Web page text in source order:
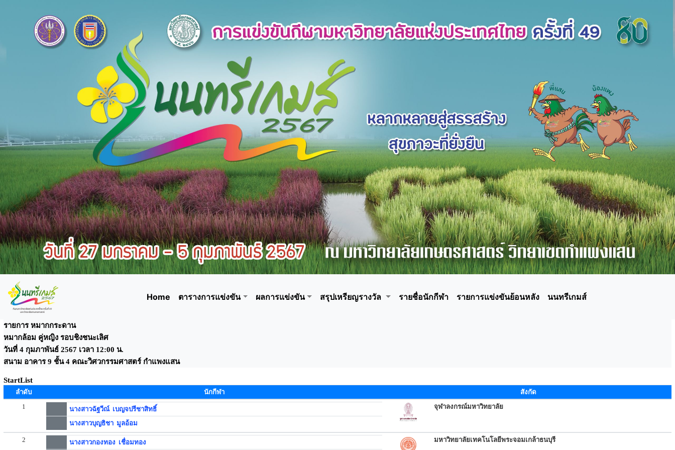
Home ตารางการแข่งขัน ผลการแข่งขัน สรุปเหรียญรางวัล รายชื่อนักกีฬา รายการแข่งขันย้อนหลัง นนทรีเกมส์
รายการ หมากกระดาน
หมากล้อม คู่หญิง รอบชิงชนะเลิศ
วันที่ 4 กุมภาพันธ์ 2567 เวลา 12:00 น.
สนาม อาคาร 9 ชั้น 4 คณะวิศวกรรมศาสตร์ กำแพงแสน
StartList
ลำดับ นักกีฬา
สังกัด
1
นางสาวฉัฐวีณ์ เบญจปรีชาสิทธิ์
นางสาวบุญธิชา มูลอ้อม
จุฬาลงกรณ์มหาวิทยาลัย
2 นางสาวกองทอง เชื่อมทอง มหาวิทยาลัยเทคโนโลยีพระจอมเกล้าธนบุรี